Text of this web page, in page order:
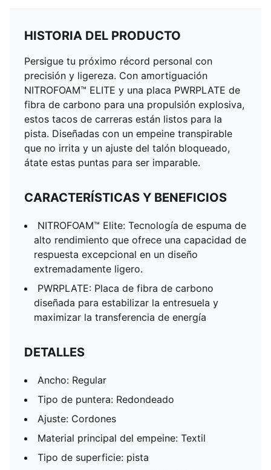
HISTORIA DEL PRODUCTO
Persigue tu próximo récord personal con
precisión y ligereza. Con amortiguación
NITROFOAM™ ELITE y una placa PWRPLATE de
fibra de carbono para una propulsión explosiva,
estos tacos de carreras están listos para la
pista. Diseñadas con un empeine transpirable
que no irrita y un ajuste del talón bloqueado,
átate estas puntas para ser imparable.
CARACTERÍSTICAS Y BENEFICIOS
NITROFOAM™ Elite: Tecnología de espuma de
alto rendimiento que ofrece una capacidad de
respuesta excepcional en un diseño
extremadamente ligero.
PWRPLATE: Placa de fibra de carbono
diseñada para estabilizar la entresuela y
maximizar la transferencia de energía
DETALLES
Ancho: Regular
Tipo de puntera: Redondeado
Ajuste: Cordones
Material principal del empeine: Textil
Tipo de superficie: pista